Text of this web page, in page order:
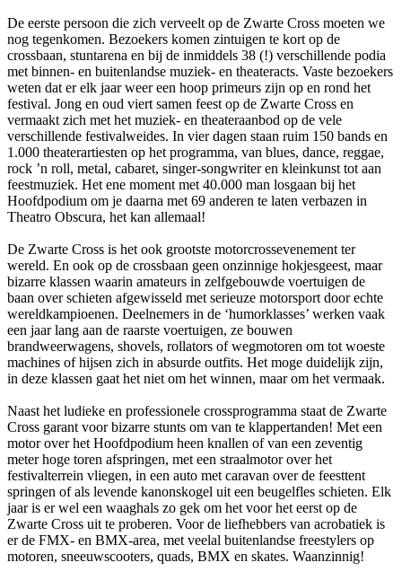
De eerste persoon die zich verveelt op de Zwarte Cross moeten we
nog tegenkomen. Bezoekers komen zintuigen te kort op de
crossbaan, stuntarena en bij de inmiddels 38 (!) verschillende podia
met binnen- en buitenlandse muziek- en theateracts. Vaste bezoekers
weten dat er elk jaar weer een hoop primeurs zijn op en rond het
festival. Jong en oud viert samen feest op de Zwarte Cross en
vermaakt zich met het muziek- en theateraanbod op de vele
verschillende festivalweides. In vier dagen staan ruim 150 bands en
1.000 theaterartiesten op het programma, van blues, dance, reggae,
rock ’n roll, metal, cabaret, singer-songwriter en kleinkunst tot aan
feestmuziek. Het ene moment met 40.000 man losgaan bij het
Hoofdpodium om je daarna met 69 anderen te laten verbazen in
Theatro Obscura, het kan allemaal!
De Zwarte Cross is het ook grootste motorcrossevenement ter
wereld. En ook op de crossbaan geen onzinnige hokjesgeest, maar
bizarre klassen waarin amateurs in zelfgebouwde voertuigen de
baan over schieten afgewisseld met serieuze motorsport door echte
wereldkampioenen. Deelnemers in de ‘humorklasses’ werken vaak
een jaar lang aan de raarste voertuigen, ze bouwen
brandweerwagens, shovels, rollators of wegmotoren om tot woeste
machines of hijsen zich in absurde outfits. Het moge duidelijk zijn,
in deze klassen gaat het niet om het winnen, maar om het vermaak.
Naast het ludieke en professionele crossprogramma staat de Zwarte
Cross garant voor bizarre stunts om van te klappertanden! Met een
motor over het Hoofdpodium heen knallen of van een zeventig
meter hoge toren afspringen, met een straalmotor over het
festivalterrein vliegen, in een auto met caravan over de feesttent
springen of als levende kanonskogel uit een beugelfles schieten. Elk
jaar is er wel een waaghals zo gek om het voor het eerst op de
Zwarte Cross uit te proberen. Voor de liefhebbers van acrobatiek is
er de FMX- en BMX-area, met veelal buitenlandse freestylers op
motoren, sneeuwscooters, quads, BMX en skates. Waanzinnig!